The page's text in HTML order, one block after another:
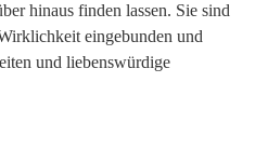
hinaus finden lassen. Sie sind
eingebunden und
und liebenswürdige